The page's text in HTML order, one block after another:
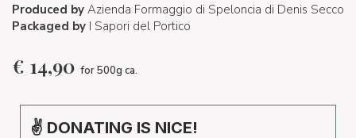
Produced by Azienda Formaggio di Speloncia di Denis Secco
Packaged by I Sapori del Portico
€ 14,90 for 500g ca.
✌ DONATING IS NICE!